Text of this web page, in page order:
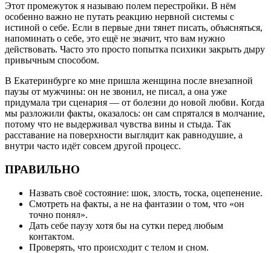
Этот промежуток я называю полем перестройки. В нём
особенно важно не путать реакцию нервной системы с
истиной о себе. Если в первые дни тянет писать, объясняться,
напоминать о себе, это ещё не значит, что вам нужно
действовать. Часто это просто попытка психики закрыть дыру
привычным способом.
В Екатеринбурге ко мне пришла женщина после внезапной
паузы от мужчины: он не звонил, не писал, а она уже
придумала три сценария — от болезни до новой любви. Когда
мы разложили факты, оказалось: он сам спрятался в молчание,
потому что не выдерживал чувства вины и стыда. Так
расставание на поверхности выглядит как равнодушие, а
внутри часто идёт совсем другой процесс.
ПРАВИЛЬНО
Назвать своё состояние: шок, злость, тоска, оцепенение.
Смотреть на факты, а не на фантазии о том, что «он
точно понял».
Дать себе паузу хотя бы на сутки перед любым
контактом.
Проверять, что происходит с телом и сном.